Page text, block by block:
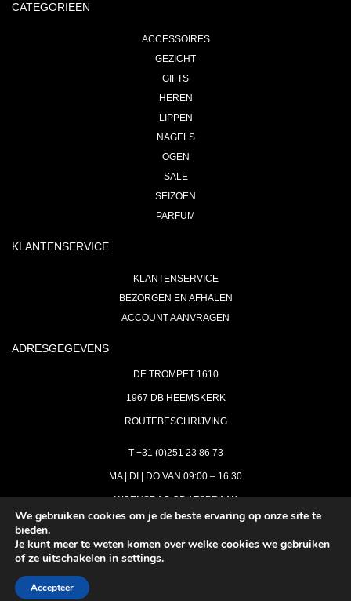
CATEGORIEEN
ACCESSOIRES
GEZICHT
GIFTS
HEREN
LIPPEN
NAGELS
OGEN
SALE
SEIZOEN
PARFUM
KLANTENSERVICE
KLANTENSERVICE
BEZORGEN EN AFHALEN
ACCOUNT AANVRAGEN
ADRESGEGEVENS
DE TROMPET 1610
1967 DB HEEMSKERK
ROUTEBESCHRIJVING
T +31 (0)251 23 86 73
MA | DI | DO VAN 09:00 – 16.30
WOENSDAG OP AFSPRAAK
INFO@ASTH.NL
We gebruiken cookies om je de beste ervaring op onze site te
bieden.
Je kunt meer te weten komen over welke cookies we gebruiken
of ze uitschakelen in settings.
Accepteer